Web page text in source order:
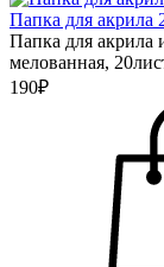
Папка для акрила
Папка для акрила
мелованная,
190₽